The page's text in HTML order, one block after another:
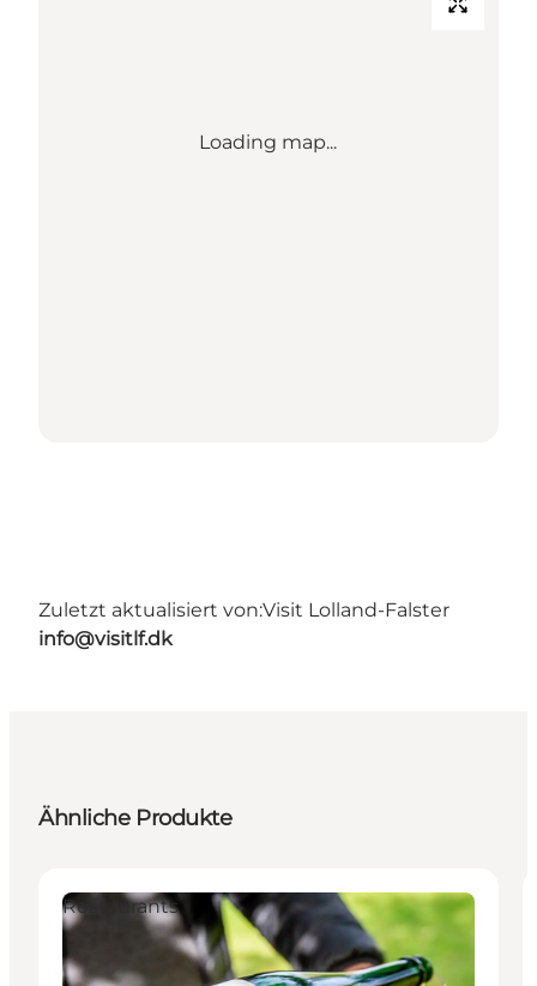
Loading map...
Zuletzt aktualisiert von:Visit Lolland-Falster
info@visitlf.dk
Ähnliche Produkte
Restaurants